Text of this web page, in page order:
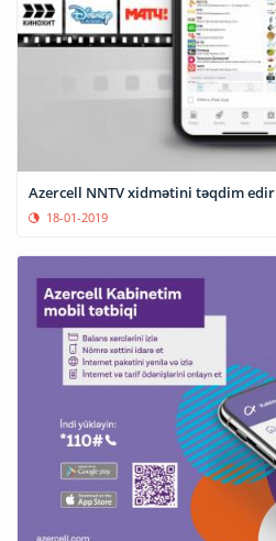
Azercell NNTV xidmətini təqdim edir
18-01-2019